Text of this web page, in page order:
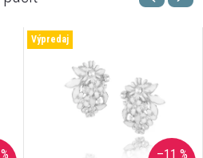
Výpredaj
–11 %